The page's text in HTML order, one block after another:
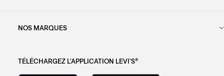
NOS MARQUES
TÉLÉCHARGEZ L'APPLICATION LEVI'S®